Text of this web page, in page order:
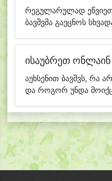
რეგულარულად
ბავშვმა გაეცნოს
ისაუბრეთ
აუხსენით ბავშვს, რა
და როგორ უნდა